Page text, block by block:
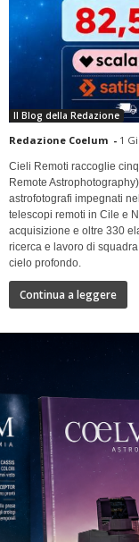
Il Blog della Redazione
Redazione Coelum - 1
Cieli Remoti raccoglie
Remote
astrofotografi impegnati
telescopi remoti in Cile e
acquisizione e oltre 330
ricerca e lavoro di
cielo profondo.
Continua a leggere